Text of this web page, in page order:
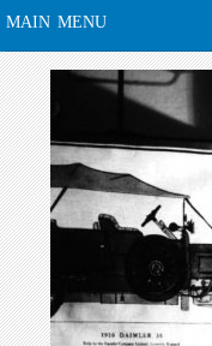
MAIN MENU